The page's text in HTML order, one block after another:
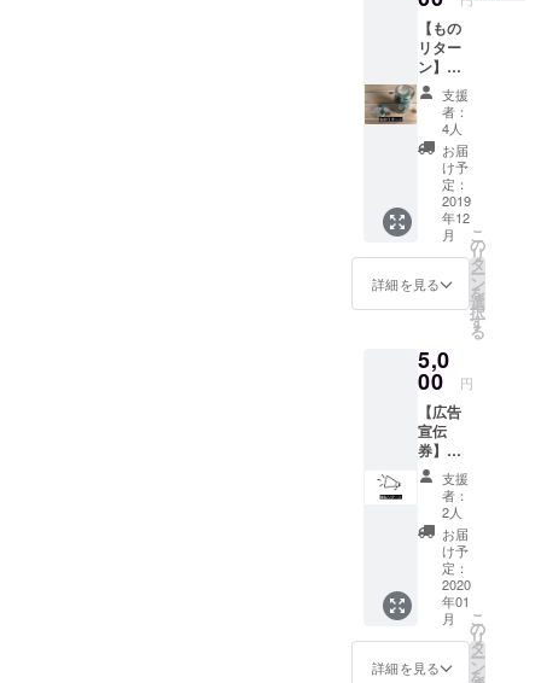
Facebo
okグ
ループ
に招待
しま
す。週
末の具
体的な
スケ
ジュー
ルの共
有、コ
ミュニ
ケー
内でお
こない
ます。
・現地
までの
交通費
宿泊費
はご負
担くだ
さい。
（JR長
者町
駅）日
帰りで
も泊ま
可能で
悩みで
も、ア
ドバイ
スと言
うより
私も挑
戦中の
身です
ので、
それで
いいん
だと！
少しで
も挑戦
する勇
2拠点生
活をス
して、2
年間で
経験し
たこと
をお伝
えしま
す。 古
家を一
人でリ
ノベー
ション
して２
年間で
経験し
【もの
リター
ン】
シーグ
ラスor
流木を
お届け
海の宝
石シー
グラス
500ml
のメイ
ソン
ジャー
れてお
届け。
流木
（20〜
27cm）
を30本
程度お
届け。
興味は
あるけ
ど、距
離や時
間的な
理由で
体験型
では支
援でき
支援
者：
4人
お届
け予
定：
2019
年12
月
詳細を見る
こ
の
リ
タ
ー
ン
を
選
択
す
る
5,0
00 円
【広告
宣伝
券】
5,000円
私の家
の中に
あなた
のお店
のチラ
シやフ
ライ
ヤーを1
年間置
かせて
支援
者：
2人
お届
け予
定：
2020
年01
月
詳細を見る
こ
の
リ
タ
ー
ン
を